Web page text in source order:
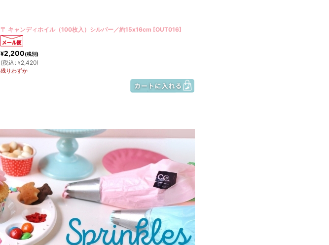
〒 キャンディホイル（100枚入）シルバー／約15x16cm [OUT016]
¥2,200(税別)
(税込 : ¥2,420)
残りわずか